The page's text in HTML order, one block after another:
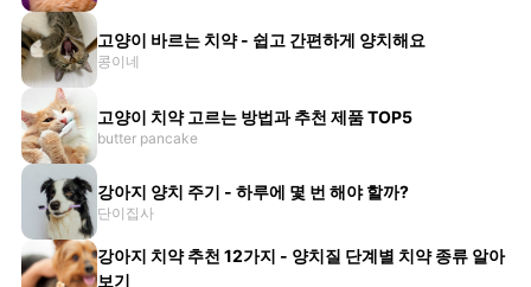
고양이 바르는 치약 - 쉽고 간편하게 양치해요
콩이네
고양이 치약 고르는 방법과 추천 제품 TOP5
butter pancake
강아지 양치 주기 - 하루에 몇 번 해야 할까?
단이집사
강아지 치약 추천 12가지 - 양치질 단계별 치약 종류 알아
보기